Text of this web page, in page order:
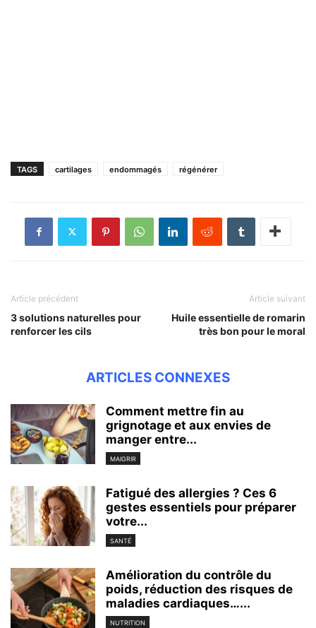
TAGS cartilages endommagés régénérer
Article précédent
3 solutions naturelles pour
renforcer les cils
Article suivant
Huile essentielle de romarin
très bon pour le moral
ARTICLES CONNEXES
Comment mettre fin au
grignotage et aux envies de
manger entre...
MAIGRIR
Fatigué des allergies ? Ces 6
gestes essentiels pour préparer
votre...
SANTÉ
Amélioration du contrôle du
poids, réduction des risques de
maladies cardiaques…...
NUTRITION